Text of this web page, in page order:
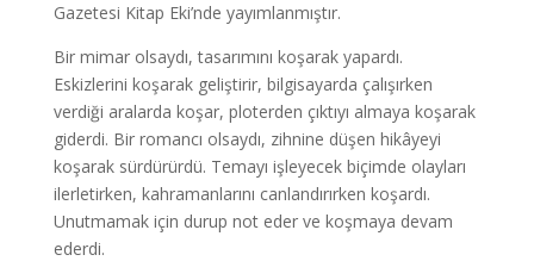
Gazetesi Kitap Eki’nde yayımlanmıştır.
Bir mimar olsaydı, tasarımını koşarak yapardı.
Eskizlerini koşarak geliştirir, bilgisayarda çalışırken
verdiği aralarda koşar, ploterden çıktıyı almaya koşarak
giderdi. Bir romancı olsaydı, zihnine düşen hikâyeyi
koşarak sürdürürdü. Temayı işleyecek biçimde olayları
ilerletirken, kahramanlarını canlandırırken koşardı.
Unutmamak için durup not eder ve koşmaya devam
ederdi.